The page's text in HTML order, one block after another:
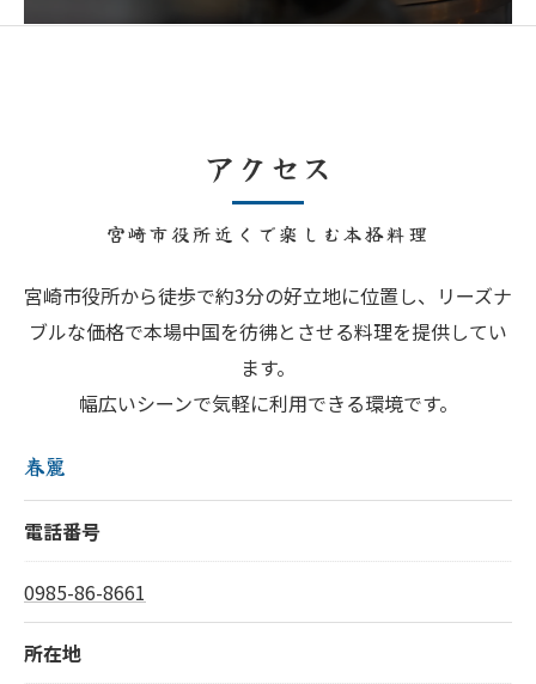
宮崎市役所近くで楽しむ本格料理
アクセス
宮崎市役所から徒歩で約3分の好立地に位置し、リーズナ
ブルな価格で本場中国を彷彿とさせる料理を提供してい
ます。
幅広いシーンで気軽に利用できる環境です。
春麗
電話番号
0985-86-8661
所在地